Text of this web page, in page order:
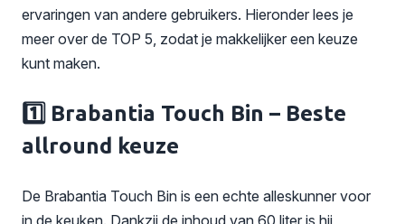
ervaringen van andere gebruikers. Hieronder lees je
meer over de TOP 5, zodat je makkelijker een keuze
kunt maken.
1️⃣ Brabantia Touch Bin – Beste
allround keuze
De Brabantia Touch Bin is een echte alleskunner voor
in de keuken. Dankzij de inhoud van 60 liter is hij